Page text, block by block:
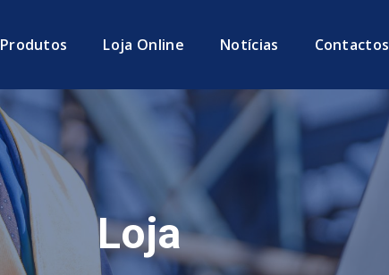
Produtos Loja Online Notícias Contactos
Loja